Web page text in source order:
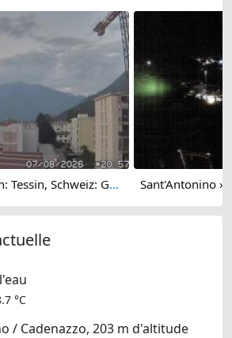
Bellinzona › North: Tessin, Schweiz: Giubiasco Richtung 3 Castelli di
°C
/ Cadenazzo, 203 m d'altitude